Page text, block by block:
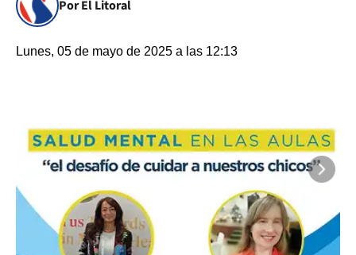
Por El Litoral
Lunes, 05 de mayo de 2025 a las 12:13